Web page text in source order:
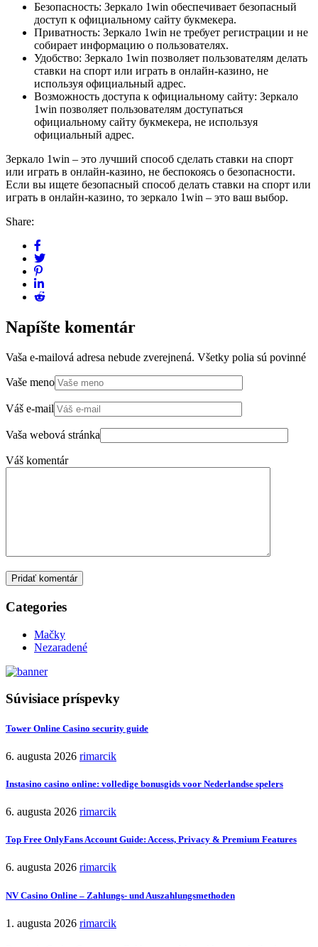
Безопасность: Зеркало 1win обеспечивает безопасный
доступ к официальному сайту букмекера.
Приватность: Зеркало 1win не требует регистрации и не
собирает информацию о пользователях.
Удобство: Зеркало 1win позволяет пользователям делать
ставки на спорт или играть в онлайн-казино, не
используя официальный адрес.
Возможность доступа к официальному сайту: Зеркало
1win позволяет пользователям доступаться
официальному сайту букмекера, не используя
официальный адрес.
Зеркало 1win – это лучший способ сделать ставки на спорт
или играть в онлайн-казино, не беспокоясь о безопасности.
Если вы ищете безопасный способ делать ставки на спорт или
играть в онлайн-казино, то зеркало 1win – это ваш выбор.
Share:
Napíšte komentár
Vaša e-mailová adresa nebude zverejnená. Všetky polia sú povinné
Vaše meno
Váš e-mail
Vaša webová stránka
Váš komentár
Pridať komentár
Categories
Mačky
Nezaradené
Súvisiace príspevky
Tower Online Casino security guide
6. augusta 2026 rimarcik
Instasino casino online: volledige bonusgids voor Nederlandse spelers
6. augusta 2026 rimarcik
Top Free OnlyFans Account Guide: Access, Privacy & Premium Features
6. augusta 2026 rimarcik
NV Casino Online – Zahlungs- und Auszahlungsmethoden
1. augusta 2026 rimarcik